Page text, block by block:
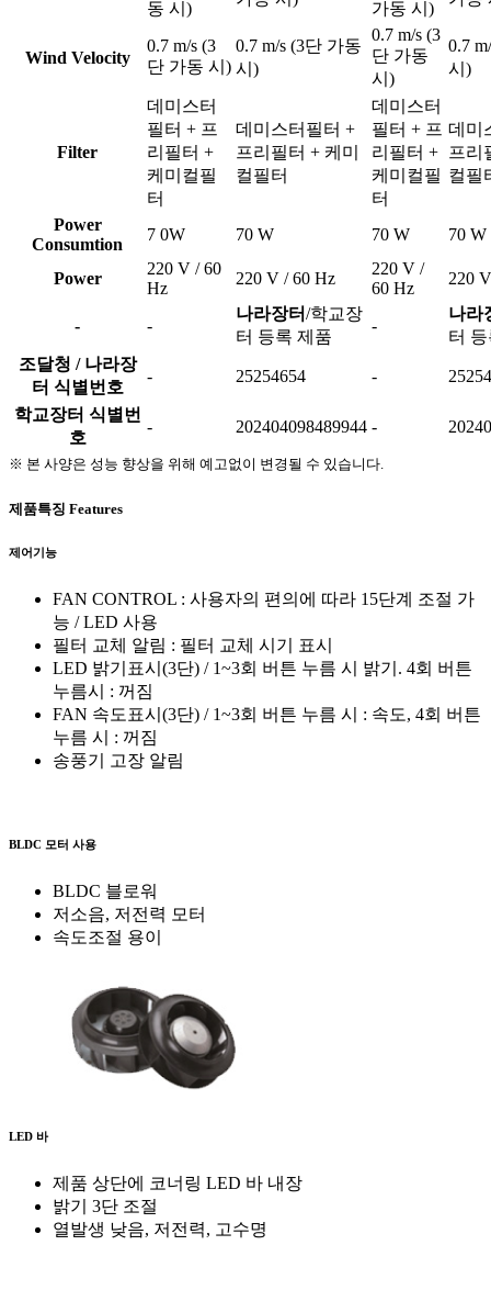
동 시) 가동 시)
Wind Velocity
0.7 m/s (3
단 가동 시)
0.7 m/s (3단 가동
시)
0.7 m/s (3
단 가동
시)
0.7
시)
Filter
데미스터
필터 + 프
리필터 +
케미컬필
터
데미스터필터 +
프리필터 + 케미
컬필터
데미스터
필터 + 프
리필터 +
케미컬필
터
데미
프리
컬필
Power
Consumtion
7 0W 70 W 70 W 70 W
Power
220 V / 60
Hz
220 V / 60 Hz
220 V /
60 Hz
220
- -
나라장터/학교장
터 등록 제품
-
나라
터
조달청 / 나라장
터 식별번호
- 25254654 -
학교장터 식별번
호
- 202404098489944 -
※ 본 사양은 성능 향상을 위해 예고없이 변경될 수 있습니다.
제품특징 Features
제어기능
FAN CONTROL : 사용자의 편의에 따라 15단계 조절 가
능 / LED 사용
필터 교체 알림 : 필터 교체 시기 표시
LED 밝기표시(3단) / 1~3회 버튼 누름 시 밝기. 4회 버튼
누름시 : 꺼짐
FAN 속도표시(3단) / 1~3회 버튼 누름 시 : 속도, 4회 버튼
누름 시 : 꺼짐
송풍기 고장 알림
BLDC 모터 사용
BLDC 블로워
저소음, 저전력 모터
속도조절 용이
LED 바
제품 상단에 코너링 LED 바 내장
밝기 3단 조절
열발생 낮음, 저전력, 고수명